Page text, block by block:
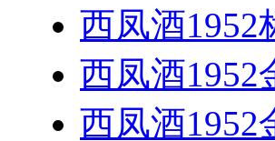
西凤酒1952
西凤酒1952
西凤酒1952